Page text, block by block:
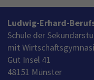
Ludwig-Erhard-
Schule der
mit
Gut Insel 41
48151 Münster